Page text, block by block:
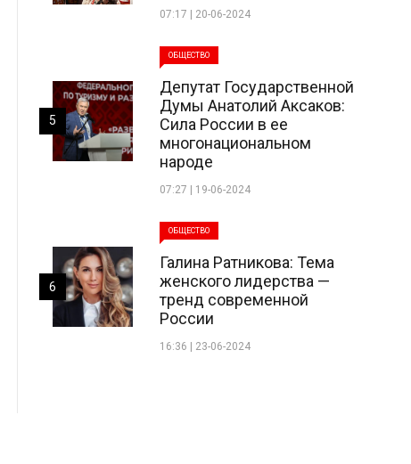
07:17 | 20-06-2024
ОБЩЕСТВО
Депутат Государственной
Думы Анатолий Аксаков:
Сила России в ее
многонациональном
народе
07:27 | 19-06-2024
5
ОБЩЕСТВО
Галина Ратникова: Тема
женского лидерства —
тренд современной
России
16:36 | 23-06-2024
6